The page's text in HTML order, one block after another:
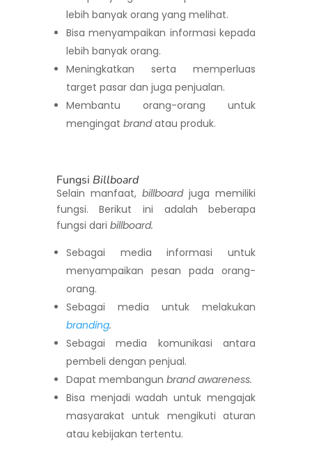
lebih banyak orang yang melihat.
Bisa menyampaikan informasi kepada
lebih banyak orang.
Meningkatkan serta memperluas
target pasar dan juga penjualan.
Membantu orang-orang untuk
mengingat brandatau produk.
Fungsi Billboard
Selain manfaat, billboardjuga memiliki
fungsi. Berikut ini adalah beberapa
fungsi dari billboard.
Sebagai media informasi untuk
menyampaikan pesan pada orang-
orang.
Sebagai media untuk melakukan
branding.
Sebagai media komunikasi antara
pembeli dengan penjual.
Dapat membangun brand awareness.
Bisa menjadi wadah untuk mengajak
masyarakat untuk mengikuti aturan
atau kebijakan tertentu.